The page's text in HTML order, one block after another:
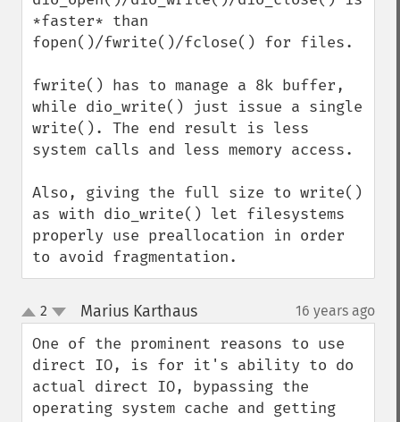
*faster* than
fopen()/fwrite()/fclose() for files.
fwrite() has to manage a 8k buffer,
while dio_write() just issue a single
write(). The end result is less
system calls and less memory access.
Also, giving the full size to write()
as with dio_write() let filesystems
properly use preallocation in order
to avoid fragmentation.
up
down
2 Marius Karthaus¶ 16 years ago
One of the prominent reasons to use
direct IO, is for it's ability to do
actual direct IO, bypassing the
operating system cache and getting